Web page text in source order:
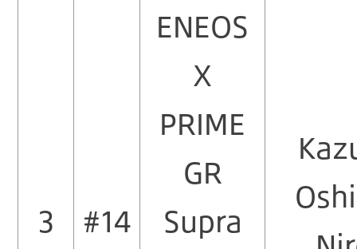
3 #14
ENEOS
X
PRIME
GR
Supra